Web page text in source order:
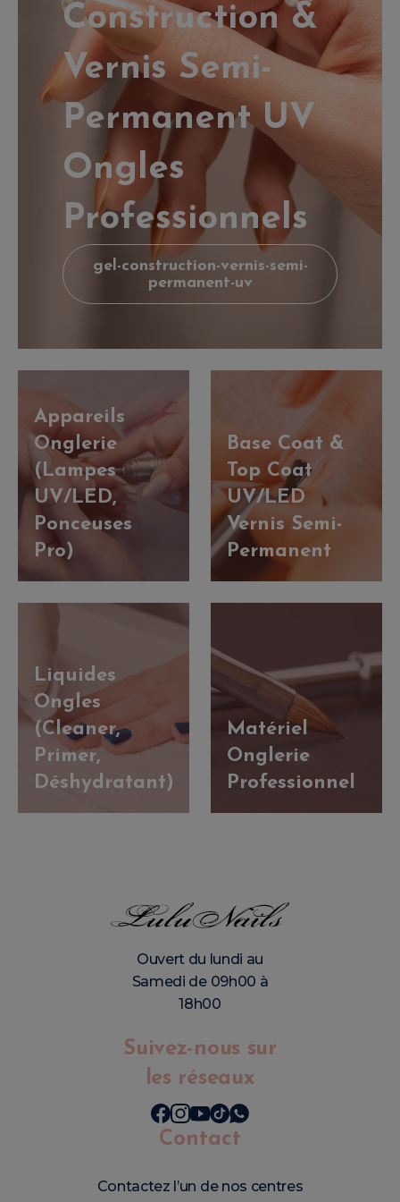
Construction &
Vernis Semi-
Permanent UV
Ongles
Professionnels
gel-construction-vernis-semi-
permanent-uv
Appareils
Onglerie
(Lampes
UV/LED,
Ponceuses
Pro)
Base Coat &
Top Coat
UV/LED
Vernis Semi-
Permanent
Liquides
Ongles
(Cleaner,
Primer,
Déshydratant)
Matériel
Onglerie
Professionnel
Ouvert du lundi au
Samedi de 09h00 à
18h00
Suivez-nous sur
les réseaux
Contact
Contactez l’un de nos centres